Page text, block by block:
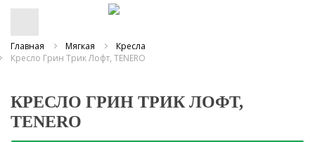
Главная Мягкая
Кресла
Кресло Грин Трик Лофт, TENERO
КРЕСЛО ГРИН ТРИК ЛОФТ,
TENERO